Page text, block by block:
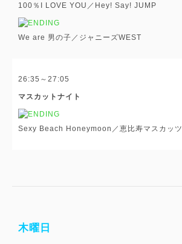
100％I LOVE YOU／Hey! Say! JUMP
We are 男の子／ジャニーズWEST
26:35～27:05
マスカットナイト
Sexy Beach Honeymoon／恵比寿マスカッツ
木曜日